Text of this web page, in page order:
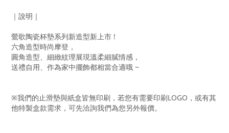
｜說明｜
鶯歌陶瓷杯墊系列新造型新上市 !
六角造型時尚摩登，
圓角造型、細緻紋理展現溫柔細膩情感，
送禮自用、作為家中擺飾都相當合適哦 ~
※我們的止滑墊與紙盒皆無印刷，若您有需要印刷LOGO，或有其
他特製盒款需求，可先洽詢我們為您另外報價。